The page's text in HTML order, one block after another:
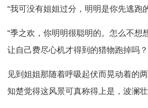
“我可没有姐姐过分，明明是你先逃跑
“季之欢，你明明很聪明的。怎么不想
让自己费尽心机才得到的猎物跑掉吗？
见到姐姐那随着呼吸起伏而晃动着的
知楚觉得这风景可真称得上是，波澜壮